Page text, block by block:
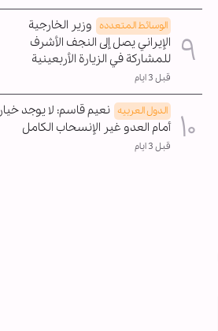
الوسائط المتعدده وزير الخارجية
الإيراني يصل إلى النجف الأشرف
للمشاركة في الزيارة الأربعينية
قبل 3 ايام
الدول العربیه نعيم قاسم: لا يوجد خيار
أمام العدو غير الإنسحاب الکامل
قبل 3 ايام